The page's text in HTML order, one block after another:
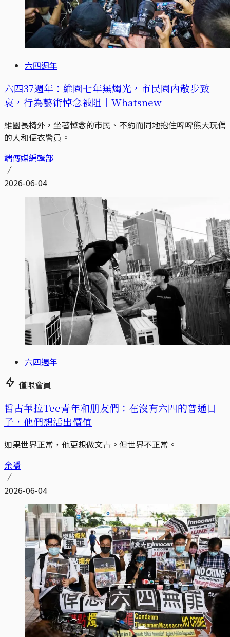
六四週年
六四37週年：維園七年無燭光，市民園內散步致
哀，行為藝術悼念被阻｜Whatsnew
維園長椅外，坐著悼念的市民、不約而同地抱住啤啤熊大玩偶
的人和便衣警員。
端傳媒編輯部
2026-06-04
六四週年
僅限會員
哲古華拉Tee青年和朋友們：在沒有六四的普通日
子，他們想活出價值
如果世界正常，他更想做文青。但世界不正常。
余隱
2026-06-04